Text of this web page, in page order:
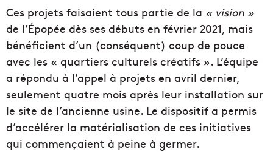
Ces projets faisaient tous partie de la « vision »
de l’Épopée dès ses débuts en février 2021, mais
bénéficient d’un (conséquent) coup de pouce
avec les « quartiers culturels créatifs ». L’équipe
a répondu à l’appel à projets en avril dernier,
seulement quatre mois après leur installation sur
le site de l’ancienne usine. Le dispositif a permis
d’accélérer la matérialisation de ces initiatives
qui commençaient à peine à germer.